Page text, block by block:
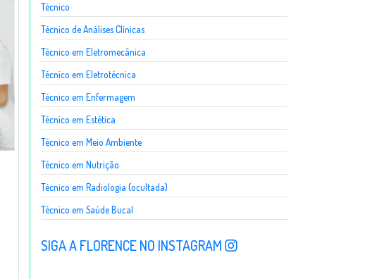
Técnico
Técnico de Análises Clínicas
Técnico em Eletromecânica
Técnico em Eletrotécnica
Técnico em Enfermagem
Técnico em Estética
Técnico em Meio Ambiente
Técnico em Nutrição
Técnico em Radiologia (ocultada)
Técnico em Saúde Bucal
SIGA A FLORENCE NO INSTAGRAM